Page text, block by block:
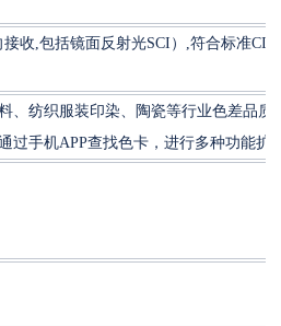
收,包括镜面反射光SCI）,符合标准CIE
、纺织服装印染、陶瓷等行业色差品质
过手机APP查找色卡，进行多种功能扩